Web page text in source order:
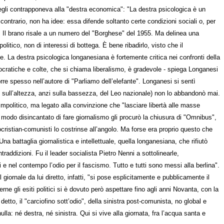
contrapponeva alla "destra economica": "La destra psicologica è un
non ha idee: essa difende soltanto certe condizioni sociali o, per
risale a un numero del "Borghese" del 1955. Ma delinea una
non di interessi di bottega. È bene ribadirlo, visto che il
La destra psicologica longanesiana è fortemente critica nei confronti della
e colte, che si chiama liberalismo, è gradevole - spiega Longanesi
spesso nell’autore di "Parliamo dell’elefante". Longanesi si sentì
anzi sulla bassezza, del Leo nazionale) non lo abbandonò mai.
ma legato alla convinzione che "lasciare libertà alle masse
disincantato di fare giornalismo gli procurò la chiusura di "Omnibus",
comunisti lo costrinse all’angolo. Ma forse era proprio questo che
battaglia giornalistica e intellettuale, quella longanesiana, che rifiutò
Fu il leader socialista Pietro Nenni a sottolinearle,
contempo l’odio per il fascismo. Tutto e tutti sono messi alla berlina".
da lui diretto, infatti, "si pose esplicitamente e pubblicamente il
gli esiti politici si è dovuto però aspettare fino agli anni Novanta, con la
il "carciofino sott’odio", della sinistra post-comunista, no global e
né destra, né sinistra. Qui si vive alla giornata, fra l’acqua santa e